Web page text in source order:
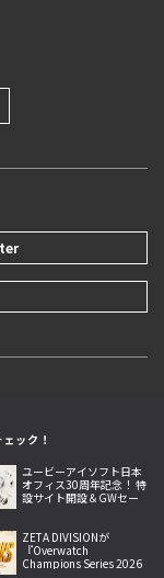
ック！
ユービーアイソフト日本
オフィス30周年記念！ 特
設サイト開設＆GWセー
ZETA DIVISIONが
『Overwatch
Champions Series 2026